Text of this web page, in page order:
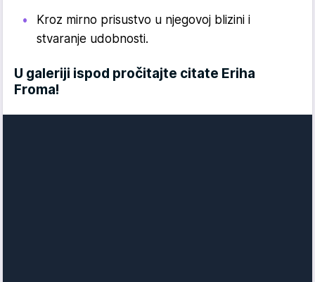
Kroz mirno prisustvo u njegovoj blizini i
stvaranje udobnosti.
U galeriji ispod pročitajte citate Eriha
Froma!